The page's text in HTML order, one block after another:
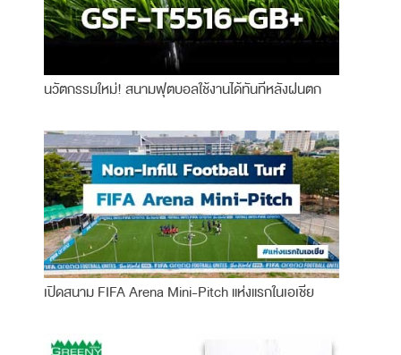
นวัตกรรมใหม่! สนามฟุตบอลใช้งานได้ทันทีหลังฝนตก
เปิดสนาม FIFA Arena Mini-Pitch แห่งแรกในเอเชีย